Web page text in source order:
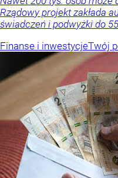
Rządowy projekt zakłada
świadczeń i podwyżki do
Finanse i inwestycjeTwój